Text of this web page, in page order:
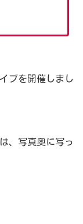
ブを開催しまし
は、写真奥に写っ